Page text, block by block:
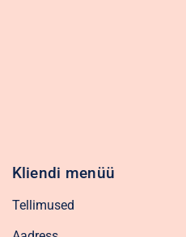
Kliendi menüü
Tellimused